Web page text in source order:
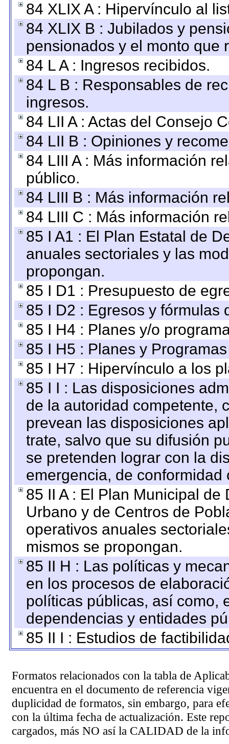
84 XLIX A : Hipervínculo al
84 XLIX B : Jubilados y
pensionados y el monto que
84 L A : Ingresos recibidos.
84 L B : Responsables de
ingresos.
84 LII A : Actas del Consejo
84 LII B : Opiniones y
84 LIII A : Más información
público.
84 LIII B : Más información
84 LIII C : Más información
85 I A1 : El Plan Estatal de
anuales sectoriales y las
propongan.
85 I D1 : Presupuesto de
85 I D2 : Egresos y fórmulas
85 I H4 : Planes y/o
85 I H5 : Planes y
85 I H7 : Hipervínculo a los
85 I I : Las disposiciones
de la autoridad competente,
prevean las disposiciones
trate, salvo que su difusión
se pretenden lograr con la
emergencia, de
85 II A : El Plan Municipal
Urbano y de Centros de
operativos anuales
mismos se propongan.
85 II H : Las políticas y
en los procesos de
políticas públicas, así como,
dependencias y entidades
85 II I : Estudios de
Formatos relacionados con la tabla de
encuentra en el documento de referencia
duplicidad de formatos, sin embargo, para
con la última fecha de actualización. Este
cargados, más NO así la CALIDAD de la